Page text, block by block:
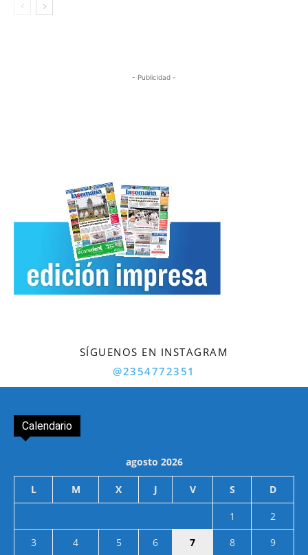
- Publicidad -
SÍGUENOS EN INSTAGRAM
@2354772351
Calendario
agosto 2026
L M X J V S D
1
2
3
4 5 6 7 8
9